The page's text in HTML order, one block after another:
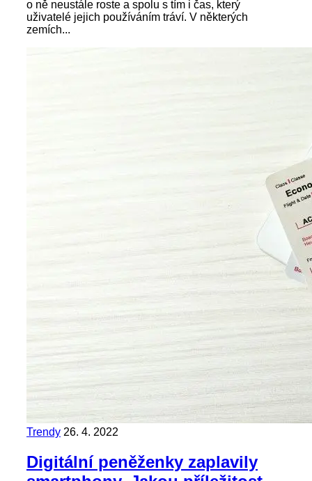
o ně neustále roste a spolu s tím i čas, který
uživatelé jejich používáním tráví. V některých
zemích...
Trendy 26. 4. 2022
Digitální peněženky zaplavily